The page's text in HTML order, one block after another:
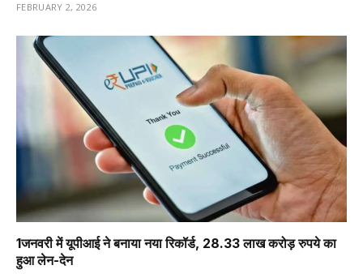
FEBRUARY 2, 2026
1️जनवरी में यूपीआई ने बनाया नया रिकॉर्ड, 28.33 लाख करोड़ रुपये का
हुआ लेन-देन